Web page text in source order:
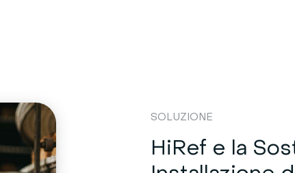
SOLUZIONE
HiRef e la